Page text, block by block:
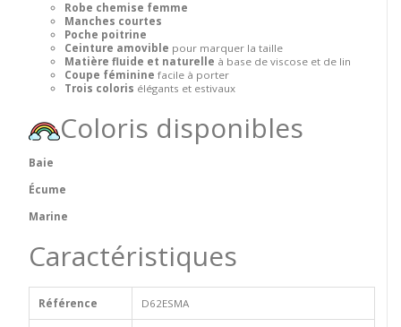
Robe chemise femme
Manches courtes
Poche poitrine
Ceinture amovible pour marquer la taille
Matière fluide et naturelle à base de viscose et de lin
Coupe féminine facile à porter
Trois coloris élégants et estivaux
Coloris disponibles
Baie
Écume
Marine
Caractéristiques
Référence D62ESMA